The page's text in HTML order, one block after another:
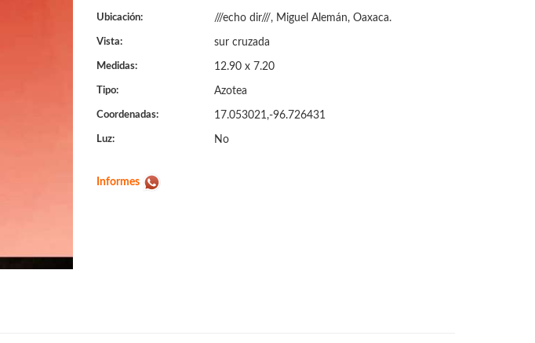
Ubicación: ///echo dir///, Miguel Alemán, Oaxaca.
Vista: sur cruzada
Medidas: 12.90 x 7.20
Tipo: Azotea
Coordenadas: 17.053021,-96.726431
Luz: No
Informes